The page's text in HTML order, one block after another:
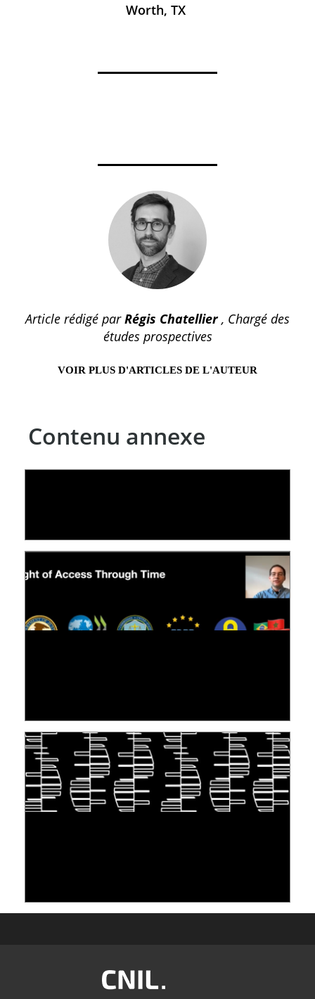
Worth, TX
Article rédigé parRégis Chatellier, Chargé des
études prospectives
VOIR PLUS D'ARTICLES DE L'AUTEUR
Contenu annexe
Image